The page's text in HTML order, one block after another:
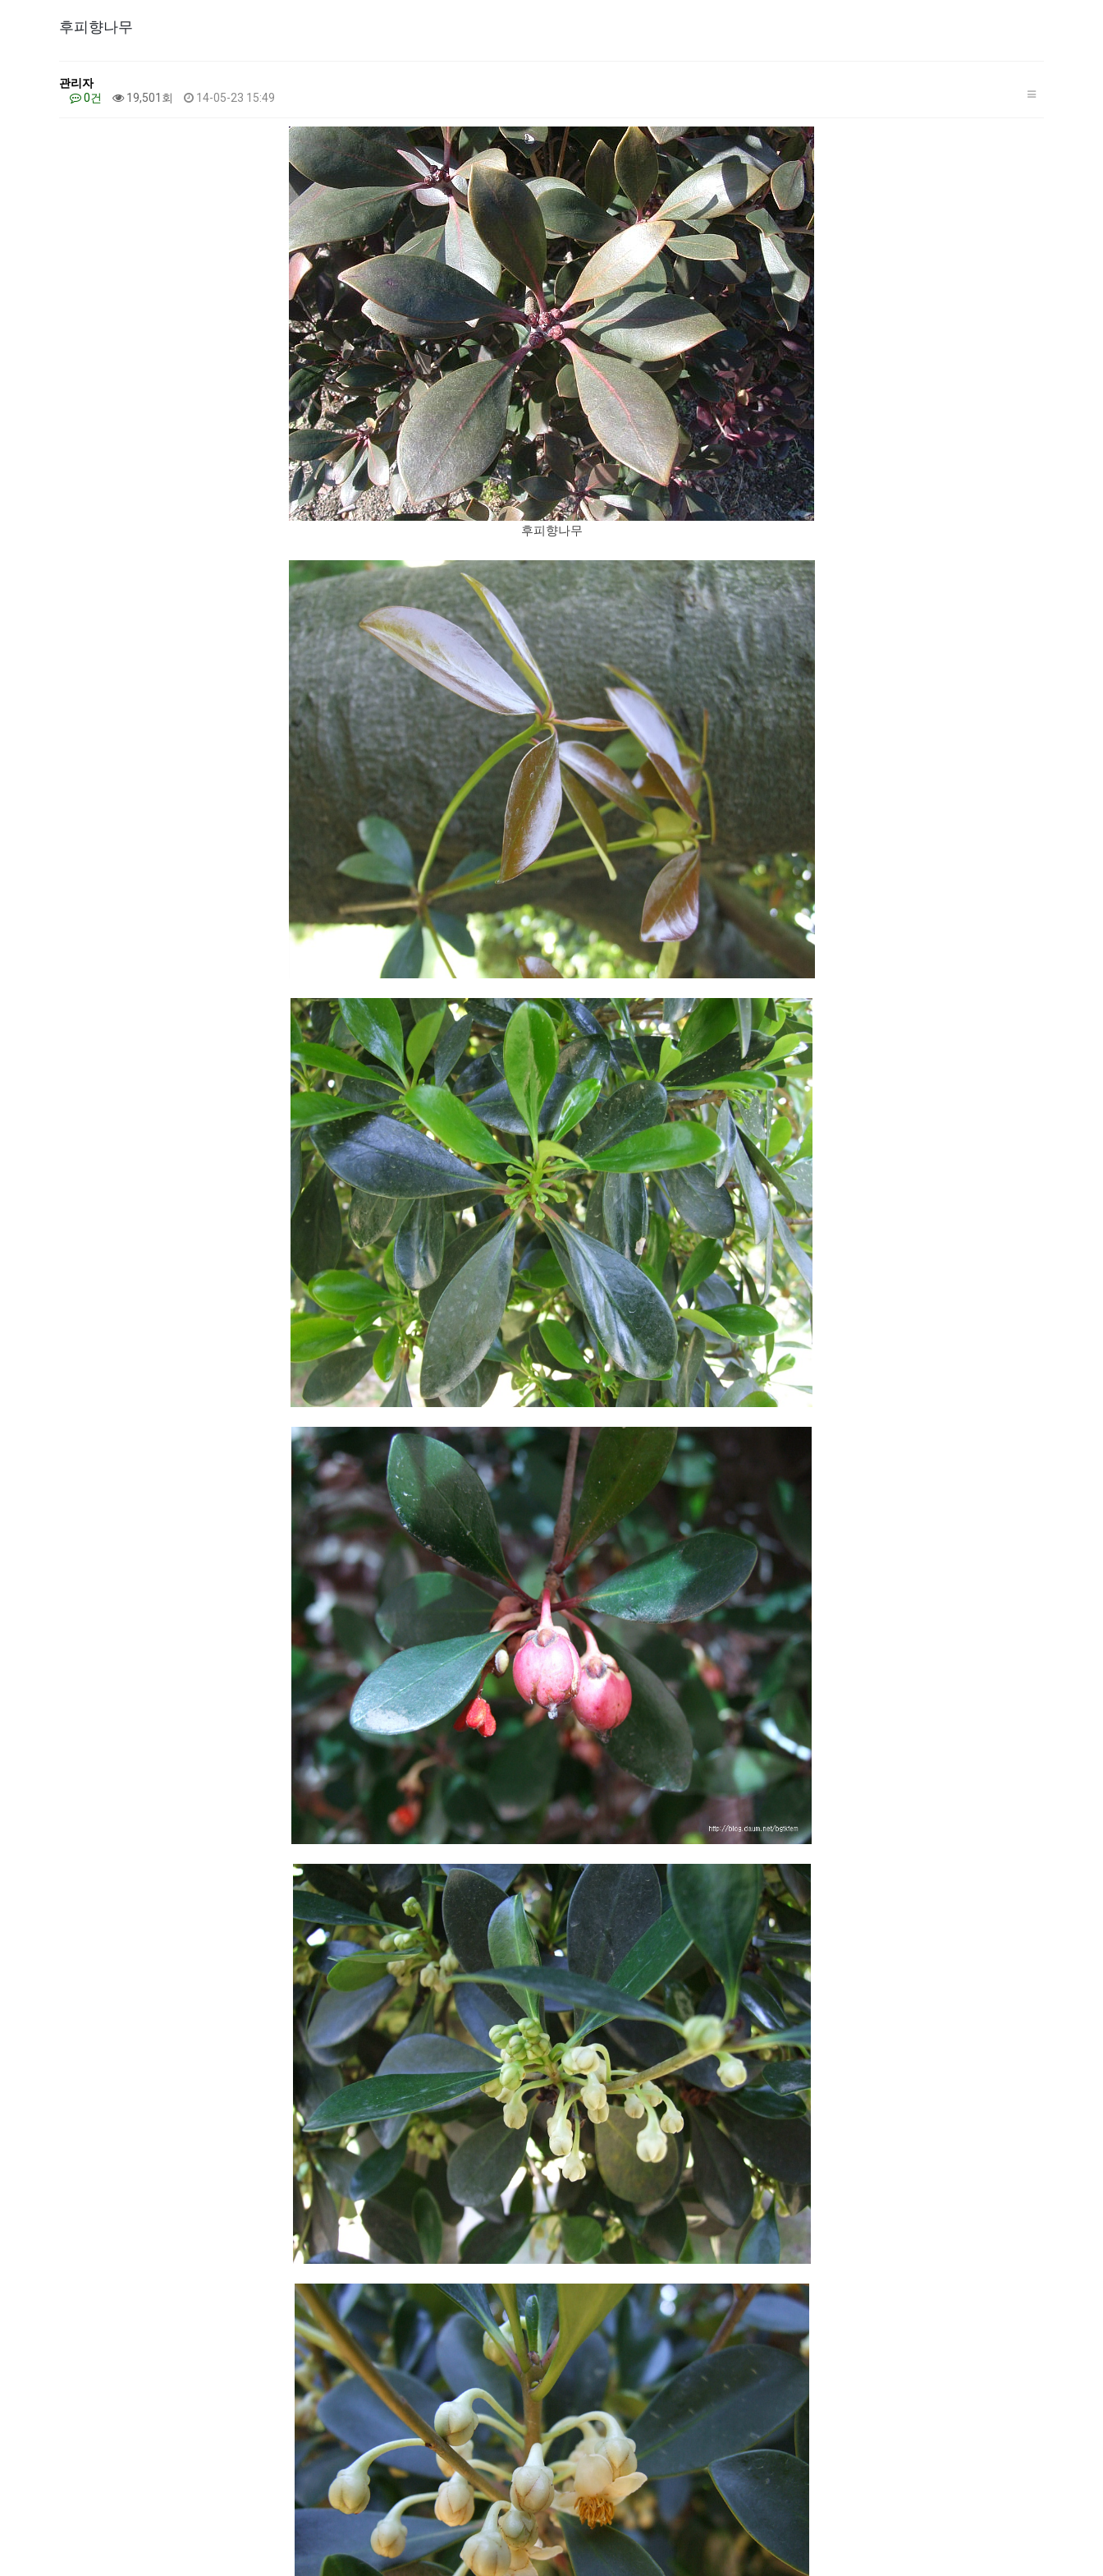
후피향나무
관리자
0건
19,501회 14-05-23 15:49
후피향나무